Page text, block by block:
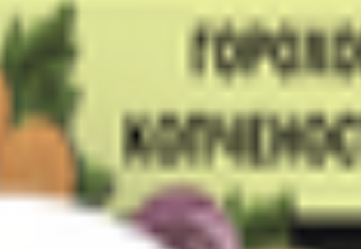
и содержат необходимые организму
гороховым вкусом и ароматом, в
сухарики пшеничные 15,8% (мука
1,2%, петрушка 1,1%, лук репчатый,
(лимонная кислота). Продукт может